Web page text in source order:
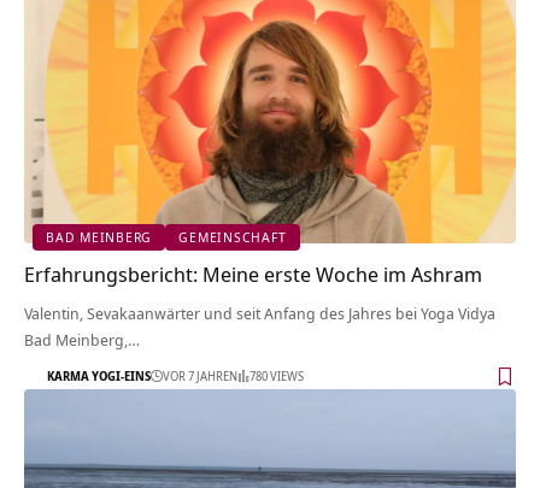
BAD MEINBERG GEMEINSCHAFT
Erfahrungsbericht: Meine erste Woche im Ashram
Valentin, Sevakaanwärter und seit Anfang des Jahres bei Yoga Vidya
Bad Meinberg,…
KARMA YOGI-EINS VOR 7 JAHREN 780 VIEWS